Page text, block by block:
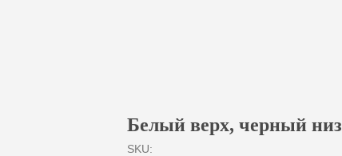
Белый верх, черный низ
SKU: